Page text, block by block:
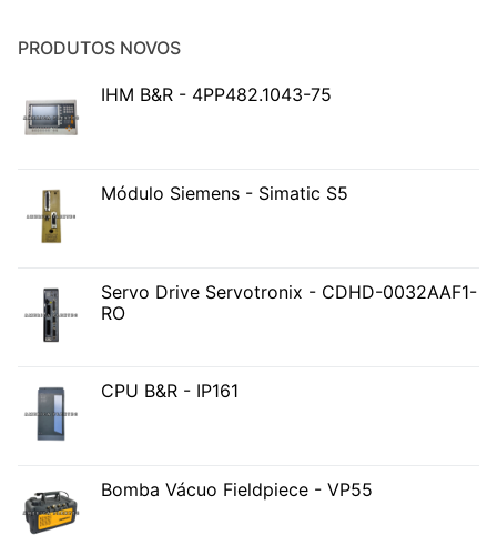
PRODUTOS NOVOS
IHM B&R - 4PP482.1043-75
Módulo Siemens - Simatic S5
Servo Drive Servotronix - CDHD-0032AAF1-
RO
CPU B&R - IP161
Bomba Vácuo Fieldpiece - VP55